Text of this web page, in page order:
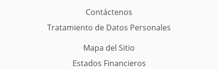
Contáctenos
Tratamiento de Datos Personales
Mapa del Sitio
Estados Financieros